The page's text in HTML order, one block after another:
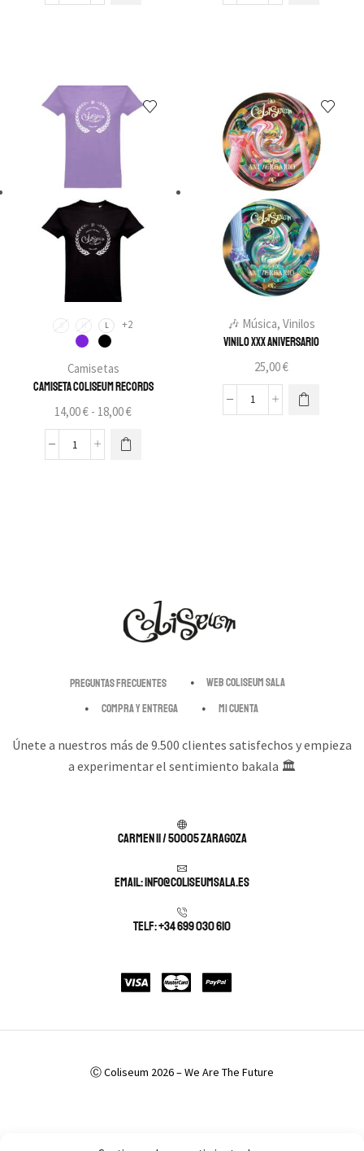
S M L +2
Camisetas
Camiseta Coliseum Records
14,00€ - 18,00€
🎶 Música, Vinilos
Vinilo XXX Aniversario
25,00€
Preguntas Frecuentes
Web Coliseum Sala
Compra y entrega
Mi cuenta
Únete a nuestros más de 9.500 clientes satisfechos y empieza
a experimentar el sentimiento bakala 🏛️
Carmen 11 / 50005 Zaragoza
Email: info@coliseumsala.es
Telf: +34 699 030 610
Ⓒ Coliseum 2026 – We Are The Future